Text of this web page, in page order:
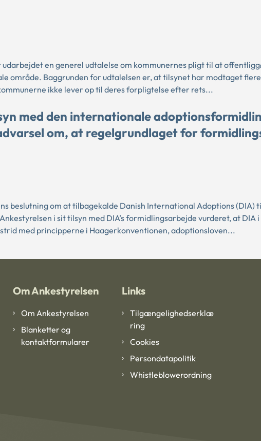
en generel udtalelse om kommunernes pligt til at
område. Baggrunden for udtalelsen er, at tilsynet har modtaget
ikke lever op til deres forpligtelse efter rets...
med den internationale
om, at regelgrundlaget for
beslutning om at tilbagekalde Danish International Adoptions (DIA)
i sit tilsyn med DIA’s formidlingsarbejde vurderet, at DIA
med principperne i Haagerkonventionen, adoptionsloven...
Om Ankestyrelsen
Om Ankestyrelsen
Blanketter og
kontaktformularer
Links
Tilgængelighedserklæ
ring
Cookies
Persondatapolitik
Whistleblowerordning